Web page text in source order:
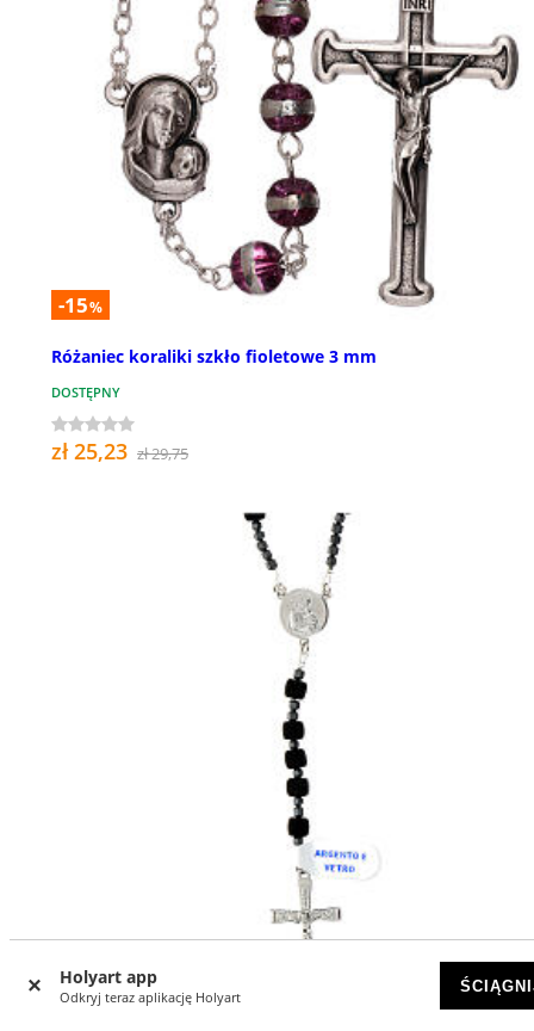
Holyart app
Odkryj teraz aplikację Holyart
-15%
Różaniec koraliki szkło fioletowe 3 mm
DOSTĘPNY
zł 25,23 zł 29,75